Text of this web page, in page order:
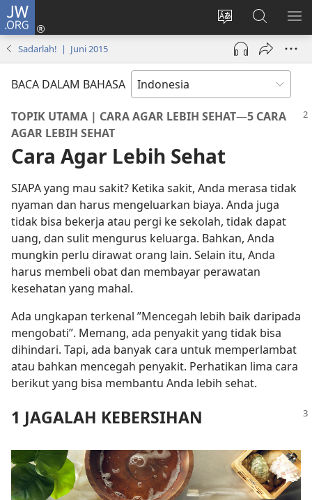
JW.ORG
Ganti
bahasa
situs
Log
(terbuka
window
Cari
di
JW.ORG
Sadarlah! | Juni 2015
BACA DALAM BAHASA
TOPIK UTAMA | CARA AGAR LEBIH SEHAT—5 CARA
AGAR LEBIH SEHAT
Cara Agar Lebih Sehat
SIAPA yang mau sakit? Ketika sakit, Anda merasa tidak
nyaman dan harus mengeluarkan biaya. Anda juga
tidak bisa bekerja atau pergi ke sekolah, tidak dapat
uang, dan sulit mengurus keluarga. Bahkan, Anda
mungkin perlu dirawat orang lain. Selain itu, Anda
harus membeli obat dan membayar perawatan
kesehatan yang mahal.
Ada ungkapan terkenal ”Mencegah lebih baik daripada
mengobati”. Memang, ada penyakit yang tidak bisa
dihindari. Tapi, ada banyak cara untuk memperlambat
atau bahkan mencegah penyakit. Perhatikan lima cara
berikut yang bisa membantu Anda lebih sehat.
1 JAGALAH KEBERSIHAN